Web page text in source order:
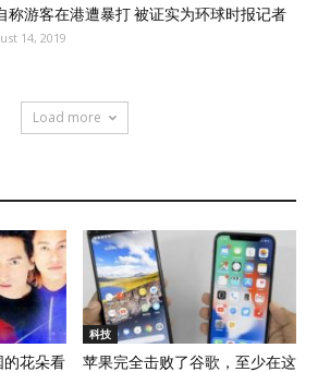
称游客在港遭暴打 被证实为环球时报记者
14, 2019
Load more
的花朵看
科技
苹果完全击败了谷歌，至少在这